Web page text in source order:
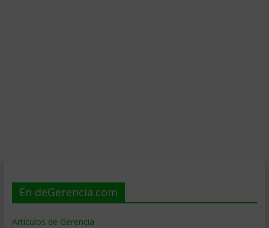
En deGerencia.com
Artículos de Gerencia